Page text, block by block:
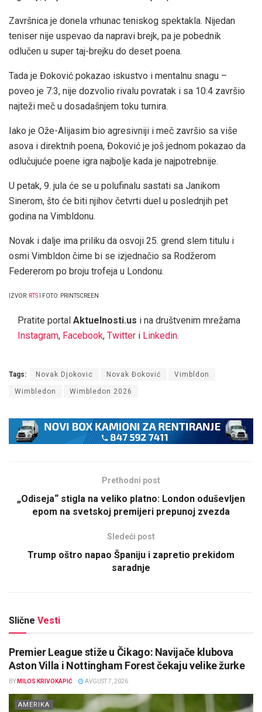
Završnica je donela vrhunac teniskog spektakla. Nijedan
teniser nije uspevao da napravi brejk, pa je pobednik
odlučen u super taj-brejku do deset poena.
Tada je Đoković pokazao iskustvo i mentalnu snagu –
poveo je 7:3, nije dozvolio rivalu povratak i sa 10:4 završio
najteži meč u dosadašnjem toku turnira.
Iako je Ože-Alijasim bio agresivniji i meč završio sa više
asova i direktnih poena, Đoković je još jednom pokazao da
odlučujuće poene igra najbolje kada je najpotrebnije.
U petak, 9. jula će se u polufinalu sastati sa Janikom
Sinerom, što će biti njihov četvrti duel u poslednjih pet
godina na Vimbldonu.
Novak i dalje ima priliku da osvoji 25. grend slem titulu i
osmi Vimbldon čime bi se izjednačio sa Rodžerom
Federerom po broju trofeja u Londonu.
IZVOR: RTS I FOTO: PRINTSCREEN
Pratite portal Aktuelnosti.us i na društvenim mrežama
Instagram, Facebook, Twitter i Linkedin.
Tags: Novak Djokovic Novak Đoković Vimbldon
Wimbledon Wimbledon 2026
Prethodni post
„Odiseja“ stigla na veliko platno: London oduševljen
epom na svetskoj premijeri prepunoj zvezda
Sledeći post
Trump oštro napao Španiju i zapretio prekidom
saradnje
Slične Vesti
Premier League stiže u Čikago: Navijače klubova
Aston Villa i Nottingham Forest čekaju velike žurke
BY MILOS KRIVOKAPIĆ AVGUST 7, 2026
AMERIKA